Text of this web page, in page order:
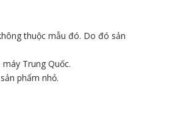
thuộc mẫu đó. Do đó sản
Trung Quốc.
phẩm nhỏ.